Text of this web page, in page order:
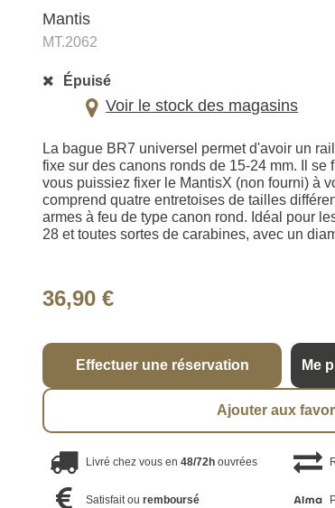
Mantis
MT.2062
Épuisé
Voir le stock des magasins
La bague BR7 universel permet d'avoir un
fixe sur des canons ronds de 15-24 mm. Il se
vous puissiez fixer le MantisX (non fourni) à
comprend quatre entretoises de tailles
armes à feu de type canon rond. Idéal pour
28 et toutes sortes de carabines, avec un
36,90 €
Effectuer une réservation Me
Ajouter aux
Livré chez vous en48/72h ouvrées
Satisfait ouremboursé